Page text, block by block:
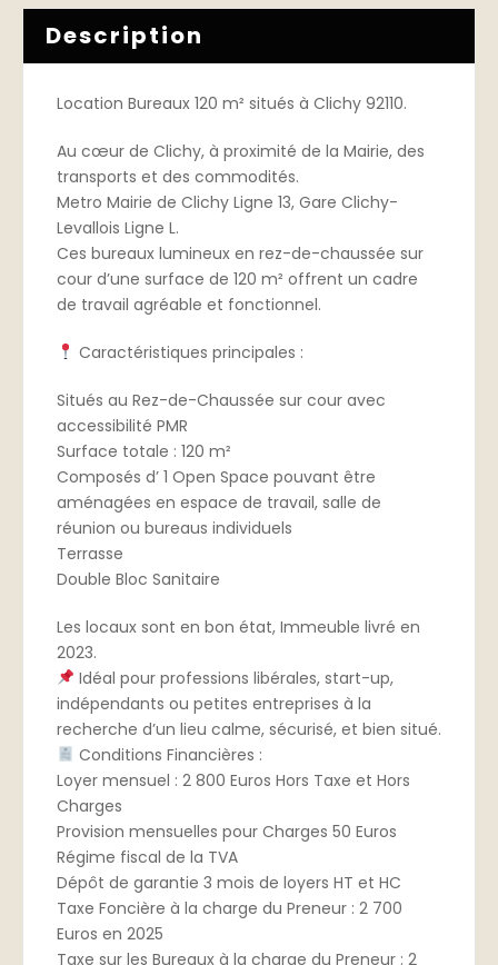
Description
Location Bureaux 120 m² situés à Clichy 92110.
Au cœur de Clichy, à proximité de la Mairie, des
transports et des commodités.
Metro Mairie de Clichy Ligne 13, Gare Clichy-
Levallois Ligne L.
Ces bureaux lumineux en rez-de-chaussée sur
cour d’une surface de 120 m² offrent un cadre
de travail agréable et fonctionnel.
Caractéristiques principales :
Situés au Rez-de-Chaussée sur cour avec
accessibilité PMR
Surface totale : 120 m²
Composés d’ 1 Open Space pouvant être
aménagées en espace de travail, salle de
réunion ou bureaus individuels
Terrasse
Double Bloc Sanitaire
Les locaux sont en bon état, Immeuble livré en
2023.
Idéal pour professions libérales, start-up,
indépendants ou petites entreprises à la
recherche d’un lieu calme, sécurisé, et bien situé.
Conditions Financières :
Loyer mensuel : 2 800 Euros Hors Taxe et Hors
Charges
Provision mensuelles pour Charges 50 Euros
Régime fiscal de la TVA
Dépôt de garantie 3 mois de loyers HT et HC
Taxe Foncière à la charge du Preneur : 2 700
Euros en 2025
Taxe sur les Bureaux à la charge du Preneur : 2